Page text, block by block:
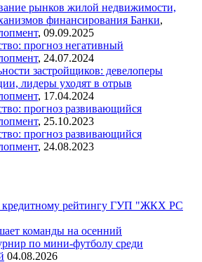
рынков жилой недвижимости,
финансирования Банки,
, 09.09.2025
прогноз негативный
, 24.07.2024
застройщиков: девелоперы
лидеры уходят в отрыв
, 17.04.2024
прогноз развивающийся
, 25.10.2023
прогноз развивающийся
, 24.08.2023
кредитному рейтингу ГУП "ЖКХ РС
команды на осенний
по мини-футболу среди
04.08.2026